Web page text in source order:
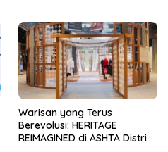
Warisan yang Terus
Berevolusi: HERITAGE
REIMAGINED di ASHTA District